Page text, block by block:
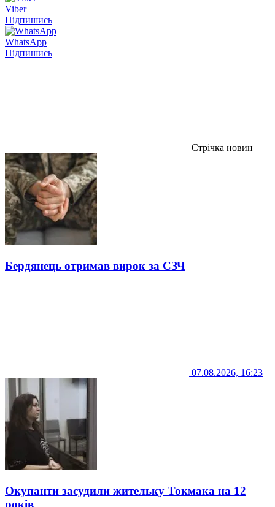
Viber
Підпишись
WhatsApp
Підпишись
Стрічка новин
Бердянець отримав вирок за СЗЧ
07.08.2026, 16:23
Окупанти засудили жительку Токмака на 12
років